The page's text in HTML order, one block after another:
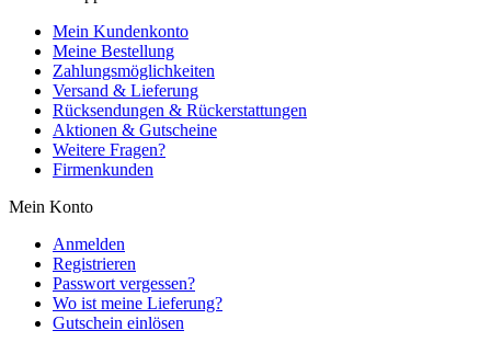
Mein Kundenkonto
Meine Bestellung
Zahlungsmöglichkeiten
Versand & Lieferung
Rücksendungen & Rückerstattungen
Aktionen & Gutscheine
Weitere Fragen?
Firmenkunden
Mein Konto
Anmelden
Registrieren
Passwort vergessen?
Wo ist meine Lieferung?
Gutschein einlösen